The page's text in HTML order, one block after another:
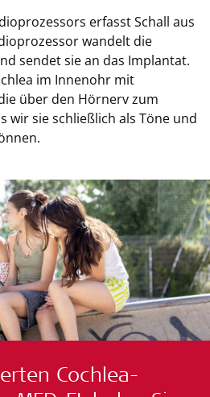
erfasst Schall aus
wandelt die
sendet sie an das Implantat.
im Innenohr mit
über den Hörnerv zum
wir sie schließlich als Töne und
Cochlea-